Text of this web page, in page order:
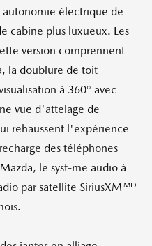
électrique de
cabine plus luxueux. Les
version comprennent
la doublure de toit
à 360° avec
vue d'attelage de
rehaussent l'expérience
des téléphones
le syst-me audio à
par satellite SiriusXM MD